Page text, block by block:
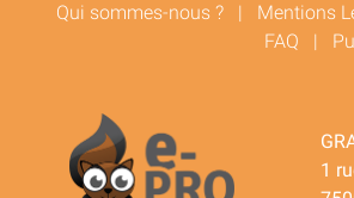
Qui sommes-nous ? | Mentions
FAQ |
1